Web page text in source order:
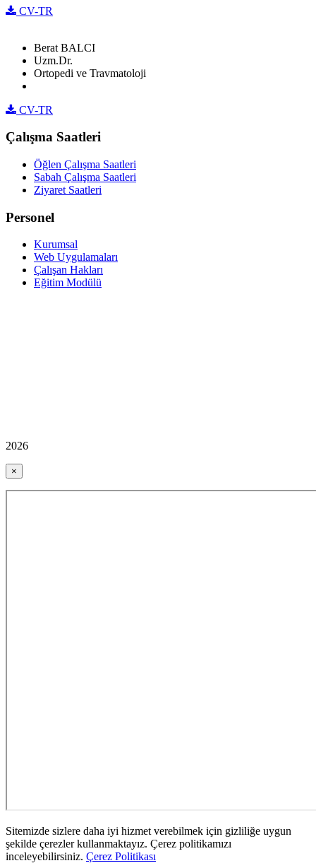
CV-TR
Berat BALCI
Uzm.Dr.
Ortopedi ve Travmatoloji
CV-TR
Çalışma Saatleri
Öğlen Çalışma Saatleri
Sabah Çalışma Saatleri
Ziyaret Saatleri
Personel
Kurumsal
Web Uygulamaları
Çalışan Hakları
Eğitim Modülü
2026
×
Sitemizde sizlere daha iyi hizmet verebilmek için gizliliğe uygun
şekilde çerezler kullanmaktayız. Çerez politikamızı
inceleyebilirsiniz. Çerez Politikası